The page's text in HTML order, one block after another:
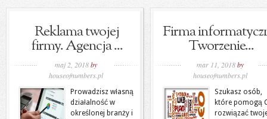
Reklama twojej
firmy. Agencja ...
maj 2, 2018by
houseofnumbers.pl
Prowadzisz własną
działalność w
określonej branży i
Firma
Tworzenie...
mar 11, 2018by
houseofnumbers.pl
Szukasz osób,
które pomogą
rozwiązać